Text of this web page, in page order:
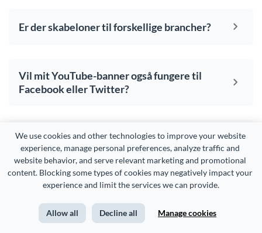
We use cookies and other technologies to improve your website
experience, manage personal preferences, analyze traffic and
website behavior, and serve relevant marketing and promotional
content. Blocking some types of cookies may negatively impact your
experience and limit the services we can provide.
Allow all Decline all Manage cookies
Er der skabeloner til forskellige brancher?
Vil mit YouTube-banner også fungere til
Facebook eller Twitter?
Hvad er den korrekte størrelse på
YouTubekanal-grafik?
DinYouTube-kanal